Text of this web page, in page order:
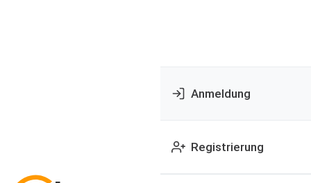
Anmeldung
Registrierung